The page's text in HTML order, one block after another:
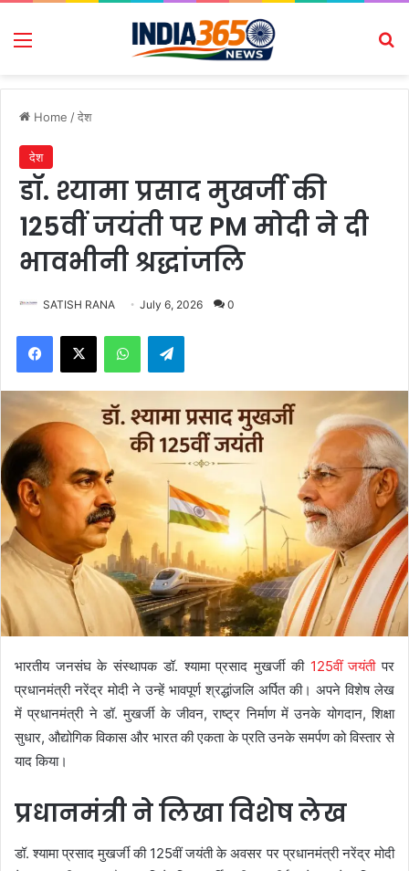
Menu
Home /देश
देश
डॉ. श्यामा प्रसाद मुखर्जी की
125वीं जयंती पर PM मोदी ने दी
भावभीनी श्रद्धांजलि
SATISH RANA July 6, 2026 0
Facebook
X WhatsAppTelegram
भारतीय जनसंघ के संस्थापक डॉ. श्यामा प्रसाद मुखर्जी की125वीं जयंतीपर
प्रधानमंत्री नरेंद्र मोदी ने उन्हें भावपूर्ण श्रद्धांजलि अर्पित की। अपने विशेष लेख
में प्रधानमंत्री ने डॉ. मुखर्जी के जीवन, राष्ट्र निर्माण में उनके योगदान, शिक्षा
सुधार, औद्योगिक विकास और भारत की एकता के प्रति उनके समर्पण को विस्तार से
याद किया।
प्रधानमंत्री ने लिखा विशेष लेख
डॉ. श्यामा प्रसाद मुखर्जी की 125वीं जयंती के अवसर पर प्रधानमंत्री नरेंद्र मोदी